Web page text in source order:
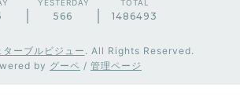
YESTERDAY
566
TOTAL
1486493
ターブルビジュー . All Rights Reserved.
by グーペ / 管理ページ